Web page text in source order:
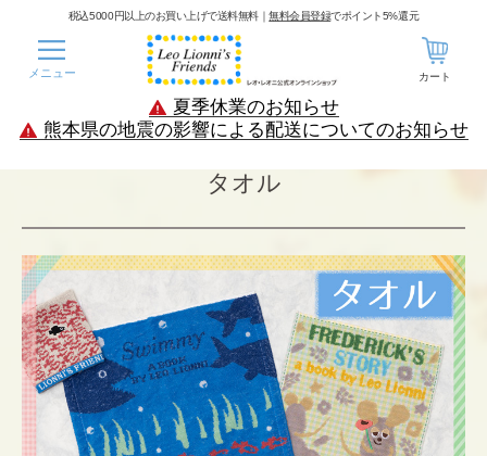
税込5000円以上のお買い上げで送料無料｜無料会員登録でポイント5%還元
メニュー カート
夏季休業のお知らせ
熊本県の地震の影響による配送についてのお知らせ
タオル